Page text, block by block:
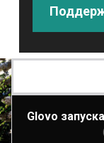
Glovo